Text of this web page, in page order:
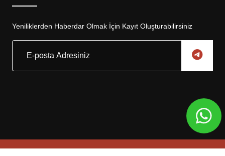
Yeniliklerden Haberdar Olmak İçin Kayıt Oluşturabilirsiniz